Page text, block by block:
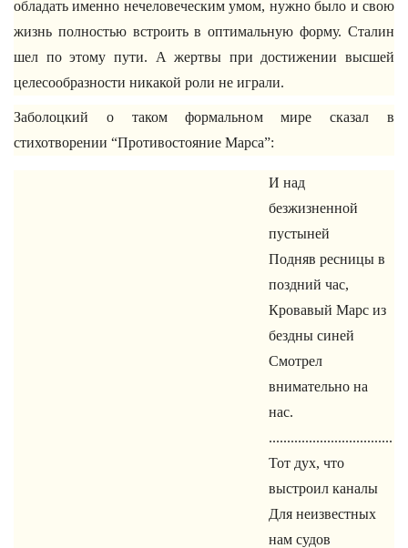
обладать именно нечеловеческим умом, нужно было и свою
жизнь полностью встроить в оптимальную форму. Сталин
шел по этому пути. А жертвы при достижении высшей
целесообразности никакой роли не играли.
Заболоцкий о таком формальном мире сказал в
стихотворении “Противостояние Марса”:
И над
безжизненной
пустыней
Подняв ресницы в
поздний час,
Кровавый Марс из
бездны синей
Смотрел
внимательно на
нас.
..................................
Тот дух, что
выстроил каналы
Для неизвестных
нам судов